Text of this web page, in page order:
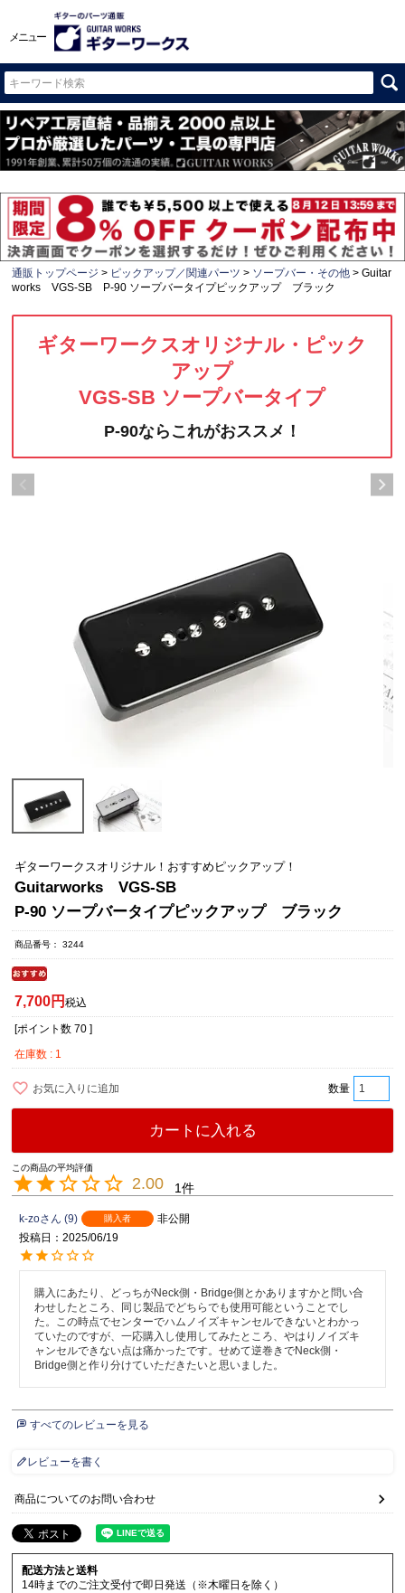
メニュー
通販トップページ ピックアップ／関連パーツ ソープバー・その他
Guitar
works VGS-SB P-90 ソープバータイプピックアップ ブラック
ギターワークスオリジナル・ピック
アップ
VGS-SB ソープバータイプ
P-90ならこれがおススメ！
ギターワークスオリジナル！おすすめピックアップ！
Guitarworks VGS-SB
P-90 ソープバータイプピックアップ ブラック
商品番号 3244
7,700 税込
[ポイント数 70 ]
在庫数
1
お気に入りに追加
カートに入れる
2.00 1
k-zo 9 購入者
非公開
投稿日
2025/06/19
購入にあたり、どっちがNeck側・Bridge側とかありますかと問い合
わせしたところ、同じ製品でどちらでも使用可能ということでし
た。この時点でセンターでハムノイズキャンセルできないとわかっ
ていたのですが、一応購入し使用してみたところ、やはりノイズキ
ャンセルできない点は痛かったです。せめて逆巻きでNeck側・
Bridge側と作り分けていただきたいと思いました。
すべてのレビューを見る
レビューを書く
商品についてのお問い合わせ
配送方法と送料
14時までのご注文受付で即日発送（※木曜日を除く）